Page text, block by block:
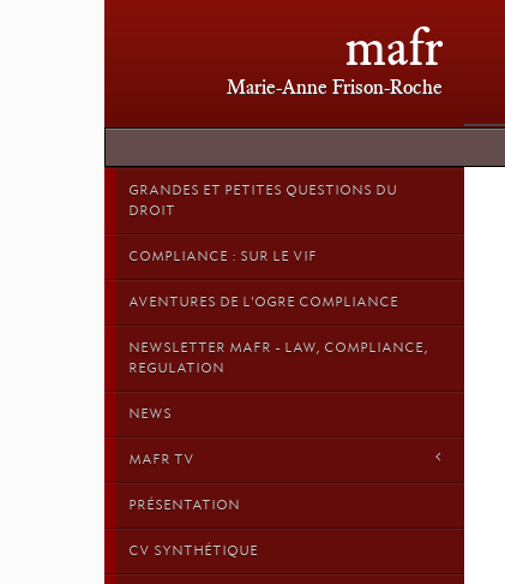
mafr
Marie-Anne Frison-Roche
GRANDES ET PETITES QUESTIONS DU
DROIT
COMPLIANCE : SUR LE VIF
AVENTURES DE L'OGRE COMPLIANCE
NEWSLETTER MAFR - LAW, COMPLIANCE,
REGULATION
NEWS
MAFR TV
PRÉSENTATION
CV SYNTHÉTIQUE